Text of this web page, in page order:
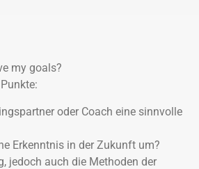
my goals?
oder Coach eine sinnvolle
Erkenntnis in der Zukunft um?
jedoch auch die Methoden der